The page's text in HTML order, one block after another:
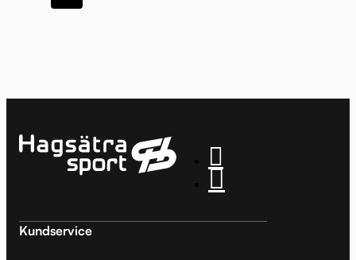
Kundservice